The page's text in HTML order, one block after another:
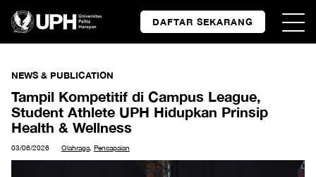
DAFTAR SEKARANG
NEWS & PUBLICATION
Tampil Kompetitif di Campus League,
Student Athlete UPH Hidupkan Prinsip
Health & Wellness
03/06/2026 Olahraga Pencapaian